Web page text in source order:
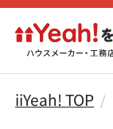
iiYeah! TOP